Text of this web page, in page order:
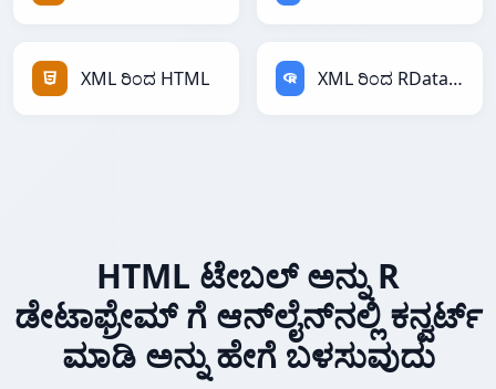
XML ರಿಂದ HTML XML ರಿಂದ RDataFrame
HTML ಟೇಬಲ್ ಅನ್ನು R
ಡೇಟಾಫ್ರೇಮ್ ಗೆ ಆನ್‌ಲೈನ್‌ನಲ್ಲಿ ಕನ್ವರ್ಟ್
ಮಾಡಿ ಅನ್ನು ಹೇಗೆ ಬಳಸುವುದು